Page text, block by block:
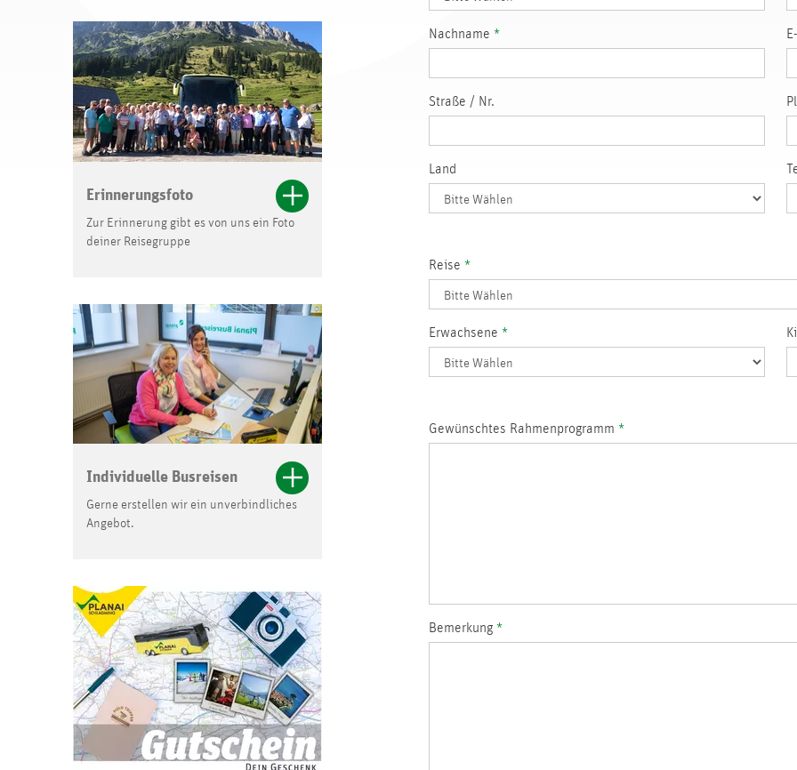
Erinnerungsfoto
Zur Erinnerung gibt es von uns ein Foto
deiner Reisegruppe
Individuelle Busreisen
Gerne erstellen wir ein unverbindliches
Angebot.
Nachname *
Straße / Nr.
Land
Reise *
Erwachsene *
Gewünschtes Rahmenprogramm *
Bemerkung *